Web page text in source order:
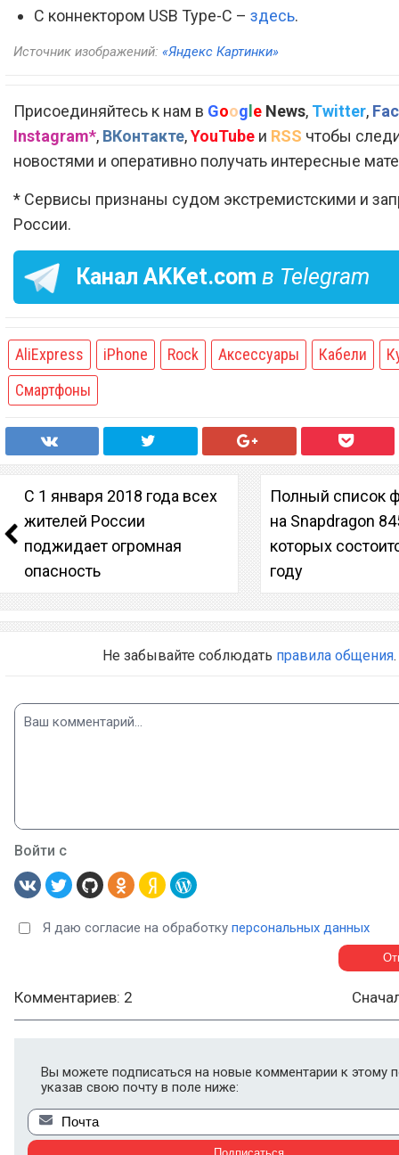
С коннектором USB Type-C – здесь.
Источник изображений: «Яндекс Картинки»
Присоединяйтесь к нам в Goog e News, Twitter,
Instagram*, ВКонтакте,YouTube и RSS чтобы
новостями и оперативно получать интересные
* Сервисы признаны судом экстремистскими и
России.
Канал AKKet.com в Telegram
AliExpress iPhone Rock Аксессуары Кабели
Смартфоны
С 1 января 2018 года всех
жителей России
поджидает огромная
опасность
Полный список
на Snapdragon
которых
году
Не забывайте соблюдать правила общения.
Войти с
Я даю согласие на обработку персональных данных
Комментариев: 2
Вы можете подписаться на новые комментарии к этому
указав свою почту в поле ниже: